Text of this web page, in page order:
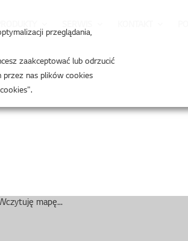
mapę...
przeglądania,
zaakceptować lub odrzucić
przez nas plików cookies